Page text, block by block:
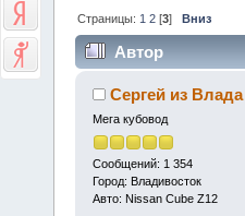
Страницы: 1 2 [3]Вниз
Автор
Сергей из Влада
Мега кубовод
Сообщений: 1 354
Город: Владивосток
Авто: Nissan Cube Z12